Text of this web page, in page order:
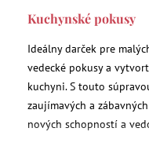
Kuchynské pokusy
Ideálny darček pre
vedecké pokusy a
kuchyni. S touto
zaujímavých a
nových schopností a